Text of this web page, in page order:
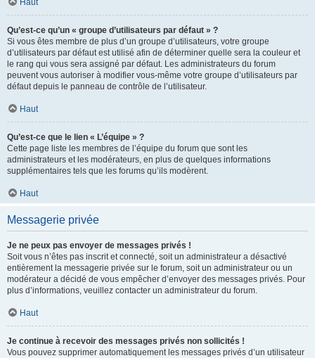
Haut
Qu’est-ce qu’un « groupe d’utilisateurs par défaut » ?
Si vous êtes membre de plus d’un groupe d’utilisateurs, votre groupe
d’utilisateurs par défaut est utilisé afin de déterminer quelle sera la couleur et
le rang qui vous sera assigné par défaut. Les administrateurs du forum
peuvent vous autoriser à modifier vous-même votre groupe d’utilisateurs par
défaut depuis le panneau de contrôle de l’utilisateur.
Haut
Qu’est-ce que le lien « L’équipe » ?
Cette page liste les membres de l’équipe du forum que sont les
administrateurs et les modérateurs, en plus de quelques informations
supplémentaires tels que les forums qu’ils modèrent.
Haut
Messagerie privée
Je ne peux pas envoyer de messages privés !
Soit vous n’êtes pas inscrit et connecté, soit un administrateur a désactivé
entièrement la messagerie privée sur le forum, soit un administrateur ou un
modérateur a décidé de vous empêcher d’envoyer des messages privés. Pour
plus d’informations, veuillez contacter un administrateur du forum.
Haut
Je continue à recevoir des messages privés non sollicités !
Vous pouvez supprimer automatiquement les messages privés d’un utilisateur